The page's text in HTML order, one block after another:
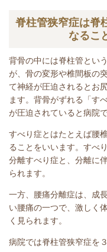
脊柱管狭窄症は脊
なるこ
背骨の中には脊柱管とい
が、骨の変形や椎間板の
て神経が圧迫されるとお
ます。背骨がずれる「す
が圧迫されていると病院
すべり症とはたとえば腰
ることをいいます。すべ
分離すべり症と、分離に
られます。
一方、腰痛分離症は、成
い腰痛の一つで、激しく
く見られます。
病院では脊柱管狭窄症を